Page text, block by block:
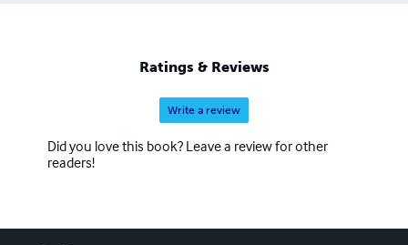
Ratings & Reviews
Write a review
Did you love this book? Leave a review for other
readers!